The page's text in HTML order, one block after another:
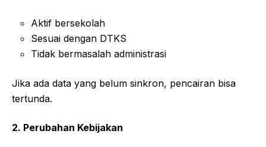
Aktif bersekolah
Sesuai dengan DTKS
Tidak bermasalah administrasi
Jika ada data yang belum sinkron, pencairan bisa
tertunda.
2. Perubahan Kebijakan